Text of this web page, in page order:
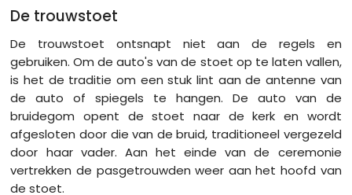
De trouwstoet
De trouwstoet ontsnapt niet aan de regels en
gebruiken. Om de auto's van de stoet op te laten vallen,
is het de traditie om een ​​stuk lint aan de antenne van
de auto of spiegels te hangen. De auto van de
bruidegom opent de stoet naar de kerk en wordt
afgesloten door die van de bruid, traditioneel vergezeld
door haar vader. Aan het einde van de ceremonie
vertrekken de pasgetrouwden weer aan het hoofd van
de stoet.